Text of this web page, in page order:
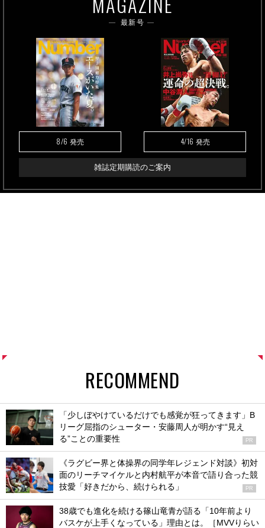
最新号
8/6 発売 4/16 発売
雑誌定期購読のご案内
RECOMMEND
「少しぼやけているだけでも感覚が狂ってきます」B
リーグ屈指のシューター・安藤周人が明かす“見え
る”ことの重要性
PR
《ラグビー界と体操界の同学年レジェンド対談》初対
面のリーチマイケルと内村航平が本音で語り合った競
技愛「好きだから、続けられる」
PR
38歳でも進化を続ける篠山竜青が語る「10年前より
バスケが上手くなっている」理由とは。［MVVりらい